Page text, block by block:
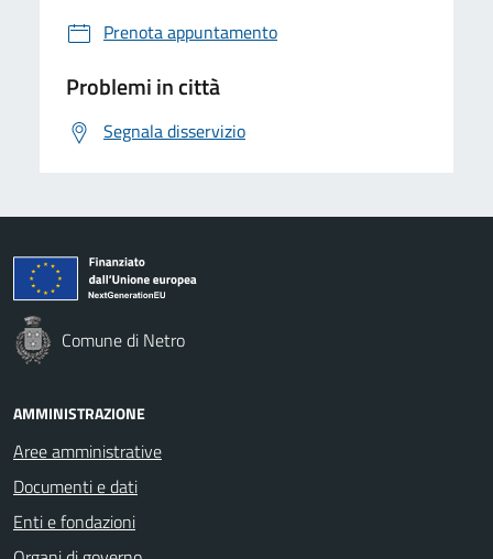
Prenota appuntamento
Problemi in città
Segnala disservizio
Comune di Netro
AMMINISTRAZIONE
Aree amministrative
Documenti e dati
Enti e fondazioni